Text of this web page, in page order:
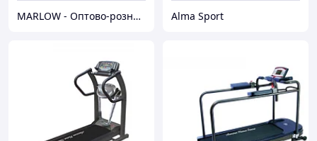
MARLOW - Оптово-розничный склад. Alma Sport